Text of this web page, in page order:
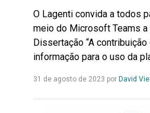
O Lagenti convida a todos
meio do Microsoft Teams a
Dissertação “A
informação para o uso da
31 de agosto de 2023 por David